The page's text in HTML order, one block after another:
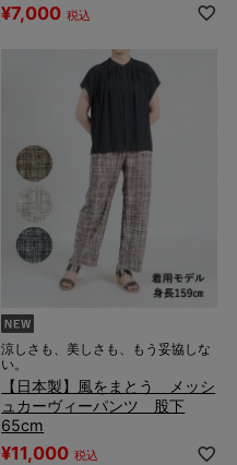
¥7,000 税込
涼しさも、美しさも、もう妥協しな
い。
【日本製】風をまとう メッシ
ュカーヴィーパンツ 股下
65cm
¥11,000 税込